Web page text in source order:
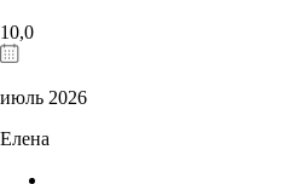
10,0
июль 2026
Елена